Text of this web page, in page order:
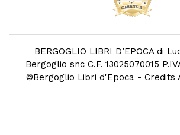
BERGOGLIO LIBRI D’EPOCA di
Bergoglio snc C.F. 13025070015
©Bergoglio Libri d'Epoca - Credits